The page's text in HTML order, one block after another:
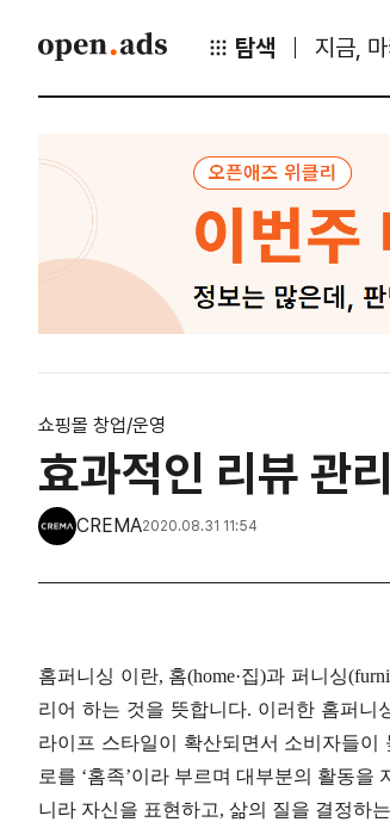
탐색 지금,
쇼핑몰 창업/운영
효과적인 리뷰 관
CREMA2020.08.31 11:54
홈퍼니싱 이란, 홈(home·집)과 퍼니싱
리어 하는 것을 뜻합니다. 이러한 홈퍼니
라이프 스타일이 확산되면서 소비자들
로를 ‘홈족’이라 부르며 대부분의 활동을
니라 자신을 표현하고, 삶의 질을 결정하